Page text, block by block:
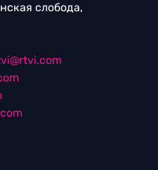
слобода,